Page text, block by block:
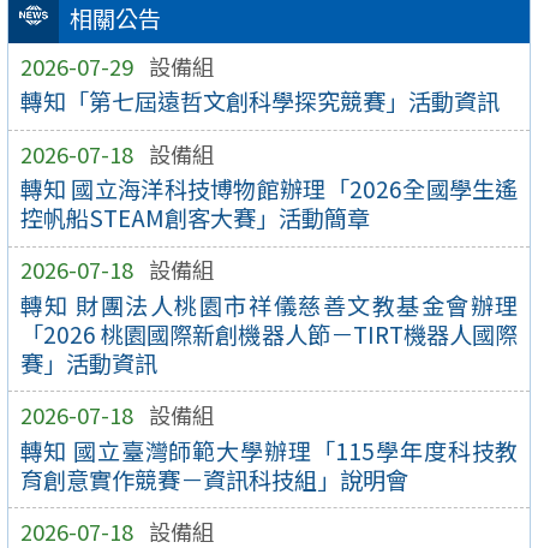
相關公告
2026-07-29 設備組
轉知「第七屆遠哲文創科學探究競賽」活動資訊
2026-07-18 設備組
轉知 國立海洋科技博物館辦理「2026全國學生遙
控帆船STEAM創客大賽」活動簡章
2026-07-18 設備組
轉知 財團法人桃園市祥儀慈善文教基金會辦理
「2026 桃園國際新創機器人節－TIRT機器人國際
賽」活動資訊
2026-07-18 設備組
轉知 國立臺灣師範大學辦理「115學年度科技教
育創意實作競賽－資訊科技組」說明會
2026-07-18 設備組